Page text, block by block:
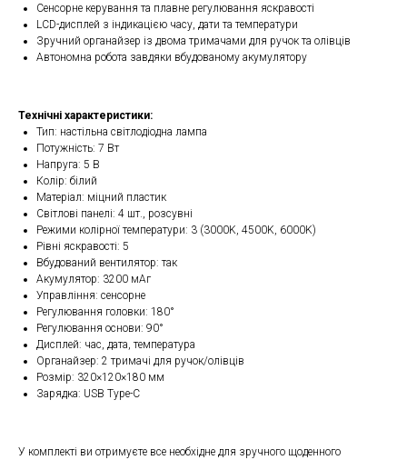
Сенсорне керування та плавне регулювання яскравості
LCD-дисплей з індикацією часу, дати та температури
Зручний органайзер із двома тримачами для ручок та олівців
Автономна робота завдяки вбудованому акумулятору
Технічні характеристики:
Тип: настільна світлодіодна лампа
Потужність: 7 Вт
Напруга: 5 В
Колір: білий
Матеріал: міцний пластик
Світлові панелі: 4 шт., розсувні
Режими колірної температури: 3 (3000K, 4500K, 6000K)
Рівні яскравості: 5
Вбудований вентилятор: так
Акумулятор: 3200 мАг
Управління: сенсорне
Регулювання головки: 180°
Регулювання основи: 90°
Дисплей: час, дата, температура
Органайзер: 2 тримачі для ручок/олівців
Розмір: 320×120×180 мм
Зарядка: USB Type-C
У комплекті ви отримуєте все необхідне для зручного щоденного